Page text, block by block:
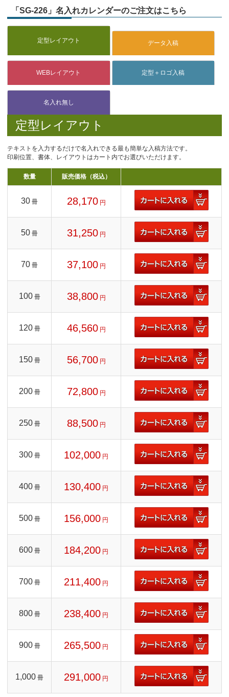
「SG-226」名入れカレンダーのご注文はこちら
定型レイアウト
テキストを入力するだけで名入れできる最も簡単な入稿方法です。
印刷位置、書体、レイアウトはカート内でお選びいただけます。
数量 販売価格（税込）
30 冊 28,170 円
50 冊 31,250 円
70 冊 37,100 円
100 冊 38,800 円
120 冊 46,560 円
150 冊 56,700 円
200 冊 72,800 円
250 冊 88,500 円
300 冊 102,000 円
400 冊 130,400 円
500 冊 156,000 円
600 冊 184,200 円
700 冊 211,400 円
800 冊 238,400 円
900 冊 265,500 円
1,000 冊 291,000 円